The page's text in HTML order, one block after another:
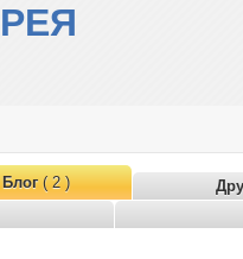
РЕЯ
Блог( 2 )